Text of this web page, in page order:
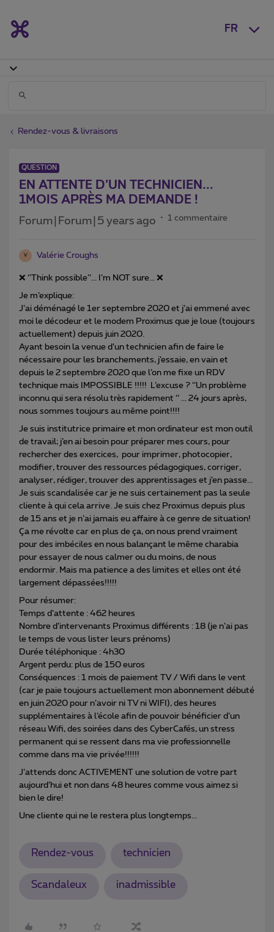
FR
Rendez-vous & livraisons
QUESTION
EN ATTENTE D’UN TECHNICIEN...
1MOIS APRÈS MA DEMANDE !
Forum|Forum|5 years ago 1 commentaire
V Valérie Croughs
❌ ‘’Think possible’’... I’m NOT sure... ❌
Je m’explique:
J’ai déménagé le 1er septembre 2020 et j’ai emmené avec
moi le décodeur et le modem Proximus que je loue (toujours
actuellement) depuis juin 2020.
Ayant besoin la venue d’un technicien afin de faire le
nécessaire pour les branchements, j’essaie, en vain et
depuis le 2 septembre 2020 que l’on me fixe un RDV
technique mais IMPOSSIBLE !!!!! L’excuse ? ‘’Un problème
inconnu qui sera résolu très rapidement ‘’ ... 24 jours après,
nous sommes toujours au même point!!!!
Je suis institutrice primaire et mon ordinateur est mon outil
de travail; j’en ai besoin pour préparer mes cours, pour
rechercher des exercices, pour imprimer, photocopier,
modifier, trouver des ressources pédagogiques, corriger,
analyser, rédiger, trouver des apprentissages et j’en passe...
Je suis scandalisée car je ne suis certainement pas la seule
cliente à qui cela arrive. Je suis chez Proximus depuis plus
de 15 ans et je n’ai jamais eu affaire à ce genre de situation!
Ça me révolte car en plus de ça, on nous prend vraiment
pour des imbéciles en nous balançant le même charabia
pour essayer de nous calmer ou du moins, de nous
endormir. Mais ma patience a des limites et elles ont été
largement dépassées!!!!!
Pour résumer:
Temps d’attente : 462 heures
Nombre d’intervenants Proximus différents : 18 (je n’ai pas
le temps de vous lister leurs prénoms)
Durée téléphonique : 4h30
Argent perdu: plus de 150 euros
Conséquences : 1 mois de paiement TV / Wifi dans le vent
(car je paie toujours actuellement mon abonnement débuté
en juin 2020 pour n’avoir ni TV ni WIFI), des heures
supplémentaires à l’école afin de pouvoir bénéficier d’un
réseau Wifi, des soirées dans des CyberCafés, un stress
permanent qui se ressent dans ma vie professionnelle
comme dans ma vie privée!!!!!!
J’attends donc ACTIVEMENT une solution de votre part
aujourd’hui et non dans 48 heures comme vous aimez si
bien le dire!
Une cliente qui ne le restera plus longtemps...
Rendez-vous technicien
Scandaleux inadmissible